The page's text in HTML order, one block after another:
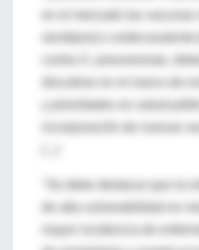
"Se debe destacar que la
mayor incidencia de